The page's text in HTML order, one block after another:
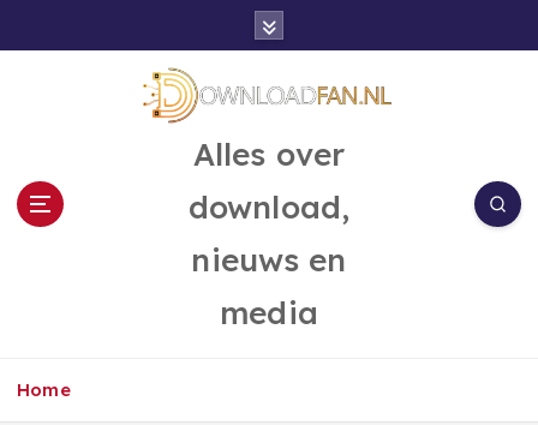
Alles over
download,
nieuws en
media
Home